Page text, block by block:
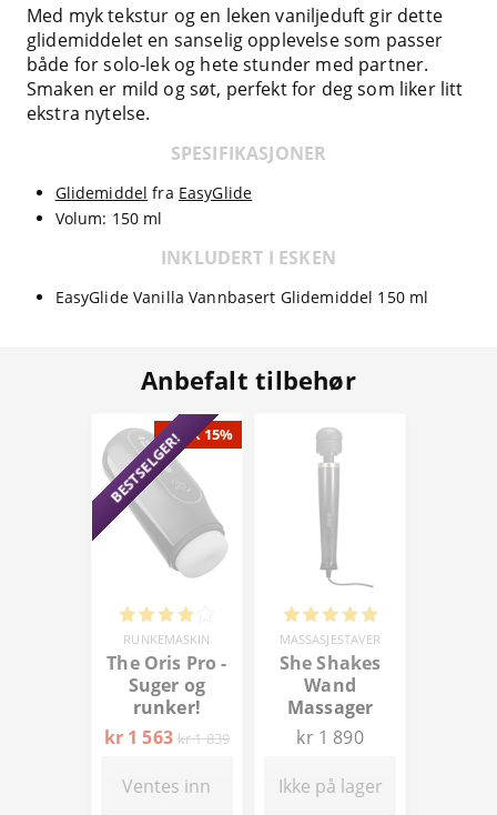
Med myk tekstur og en leken vaniljeduft gir dette
glidemiddelet en sanselig opplevelse som passer
både for solo-lek og hete stunder med partner.
Smaken er mild og søt, perfekt for deg som liker litt
ekstra nytelse.
SPESIFIKASJONER
Glidemiddel fra EasyGlide
Volum: 150 ml
INKLUDERT I ESKEN
EasyGlide Vanilla Vannbasert Glidemiddel 150 ml
Anbefalt tilbehør
SPAR 15%
BESTSELGER!
RUNKEMASKIN
The Oris Pro -
Suger og
runker!
kr 1 563 kr 1 839
Ventes inn
MASSASJESTAVER
She Shakes
Wand
Massager
kr 1 890
Ikke på lager